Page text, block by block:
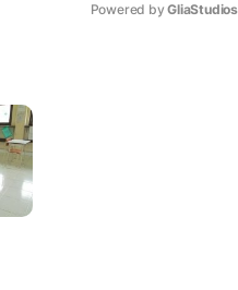
Powered by GliaStudios